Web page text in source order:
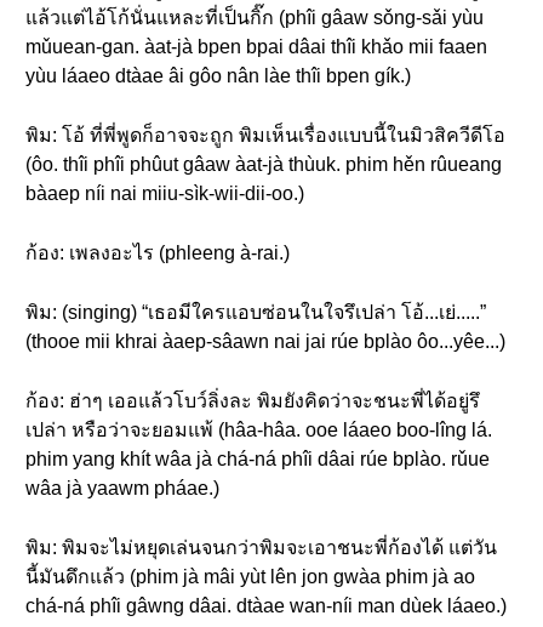
แล้วแต่ไอ้โก้นั่นแหละที่เป็นกิ๊ก (phîi gâaw sǒng-sǎi yùu
mǔuean-gan. àat-jà bpen bpai dâai thîi khǎo mii faaen
yùu láaeo dtàae âi gôo nân làe thîi bpen gík.)
พิม: โอ้ ที่พี่พูดก็อาจจะถูก พิมเห็นเรื่องแบบนี้ในมิวสิควีดีโอ
(ôo. thîi phîi phûut gâaw àat-jà thùuk. phim hěn rûueang
bàaep níi nai miiu-sìk-wii-dii-oo.)
ก้อง: เพลงอะไร (phleeng à-rai.)
พิม: (singing) “เธอมีใครแอบซ่อนในใจรึเปล่า โอ้...เย่.....”
(thooe mii khrai àaep-sâawn nai jai rúe bplào ôo...yêe...)
ก้อง: ฮ่าๆ เออแล้วโบว์ลิ่งละ พิมยังคิดว่าจะชนะพี่ได้อยู่รึ
เปล่า หรือว่าจะยอมแพ้ (hâa-hâa. ooe láaeo boo-lîng lá.
phim yang khít wâa jà chá-ná phîi dâai rúe bplào. rǔue
wâa jà yaawm pháae.)
พิม: พิมจะไม่หยุดเล่นจนกว่าพิมจะเอาชนะพี่ก้องได้ แต่วัน
นี้มันดึกแล้ว (phim jà mâi yùt lên jon gwàa phim jà ao
chá-ná phîi gâwng dâai. dtàae wan-níi man dùek láaeo.)